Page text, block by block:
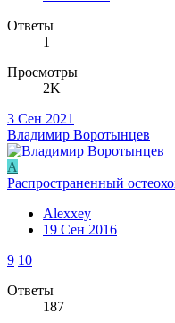
Ответы
1
Просмотры
2K
3 Сен 2021
Владимир Воротынцев
A
Распространенный
Alexxey
19 Сен 2016
9 10
Ответы
187